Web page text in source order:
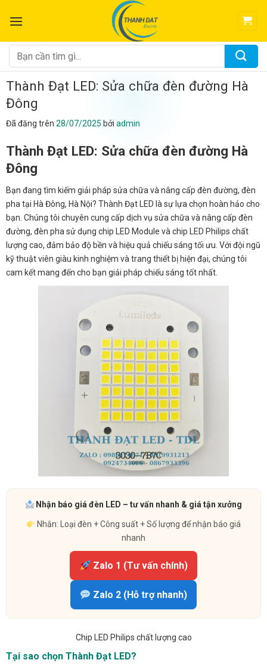
đến
dung
Tìm
kiếm:
Thành Đạt LED: Sửa chữa đèn đường Hà
Đông
Đã đăng trên 28/07/2025 bởi admin
Thành Đạt LED: Sửa chữa đèn đường Hà
Đông
Bạn đang tìm kiếm giải pháp sửa chữa và nâng cấp đèn đường, đèn
pha tại Hà Đông, Hà Nội? Thành Đạt LED là sự lựa chọn hoàn hảo cho
bạn. Chúng tôi chuyên cung cấp dịch vụ sửa chữa và nâng cấp đèn
đường, đèn pha sử dụng chip LED Module và chip LED Philips chất
lượng cao, đảm bảo độ bền và hiệu quả chiếu sáng tối ưu. Với đội ngũ
kỹ thuật viên giàu kinh nghiệm và trang thiết bị hiện đại, chúng tôi
cam kết mang đến cho bạn giải pháp chiếu sáng tốt nhất.
Nhận báo giá đèn LED – tư vấn nhanh & giá tận xưởng
Nhắn: Loại đèn + Công suất + Số lượng để nhận báo giá
nhanh
Zalo 1 (Tư vấn chính)
Zalo 2 (Hỗ trợ nhanh)
Chip LED Philips chất lượng cao
Tại sao chọn Thành Đạt LED?